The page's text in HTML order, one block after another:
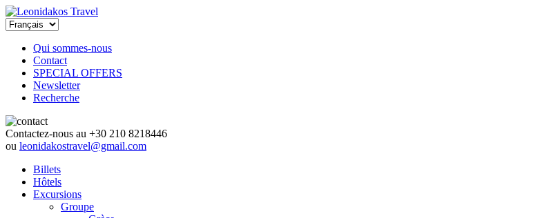
Qui sommes-nous
Contact
SPECIAL OFFERS
Newsletter
Recherche
Contactez-nous au +30 210 8218446
ou leonidakostravel@gmail.com
Βillets
Hôtels
Excursions
Groupe